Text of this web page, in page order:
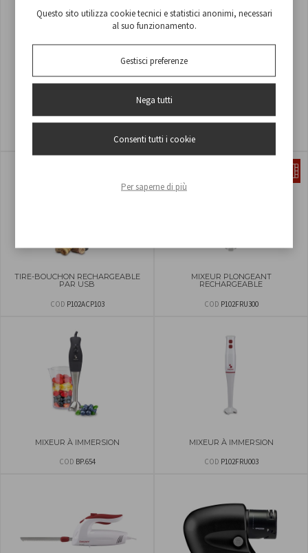
SCELLEUSE PORTABLE 24L
TIRE-BOUCHON RECHARGEABLE
PAR USB
COD P102ACP103
MIXEUR PLONGEANT
RECHARGEABLE
COD P102FRU300
MIXEUR À IMMERSION
COD BP.654
MIXEUR À IMMERSION
COD P102FRU003
Questo sito utilizza cookie tecnici e statistici anonimi, necessari
al suo funzionamento.
Gestisci preferenze
Nega tutti
Consenti tutti i cookie
Per saperne di più